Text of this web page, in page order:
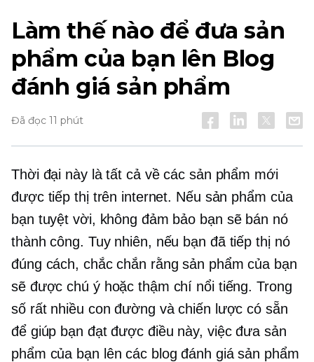
Làm thế nào để đưa sản
phẩm của bạn lên Blog
đánh giá sản phẩm
Đã đọc 11 phút
Thời đại này là tất cả về các sản phẩm mới
được tiếp thị trên internet. Nếu sản phẩm của
bạn tuyệt vời, không đảm bảo bạn sẽ bán nó
thành công. Tuy nhiên, nếu bạn đã tiếp thị nó
đúng cách, chắc chắn rằng sản phẩm của bạn
sẽ được chú ý hoặc thậm chí nổi tiếng. Trong
số rất nhiều con đường và chiến lược có sẵn
để giúp bạn đạt được điều này, việc đưa sản
phẩm của bạn lên các blog đánh giá sản phẩm